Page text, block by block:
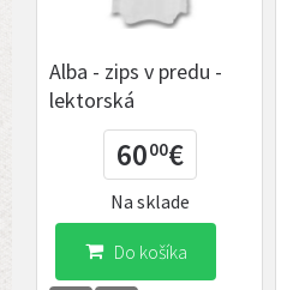
Alba - zips v predu -
lektorská
6000€
Do košíka
Na sklade